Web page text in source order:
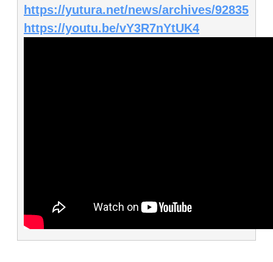
https://yutura.net/news/archives/92835
https://youtu.be/vY3R7nYtUK4